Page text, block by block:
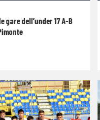
gare dell’under 17 A-B